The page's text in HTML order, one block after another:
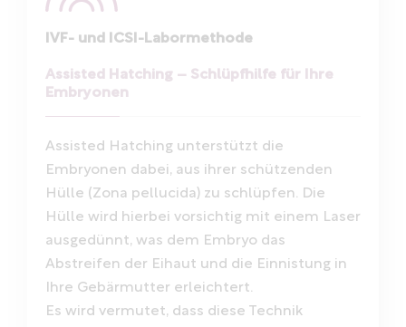
IVF- und ICSI-Labormethode
Assisted Hatching – Schlüpfhilfe für Ihre
Embryonen
Assisted Hatching unterstützt die
Embryonen dabei, aus ihrer schützenden
Hülle (Zona pellucida) zu schlüpfen. Die
Hülle wird hierbei vorsichtig mit einem Laser
ausgedünnt, was dem Embryo das
Abstreifen der Eihaut und die Einnistung in
Ihre Gebärmutter erleichtert.
Es wird vermutet, dass diese Technik